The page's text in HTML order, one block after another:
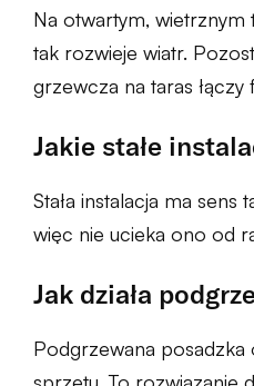
Na otwartym, wietrznym
tak rozwieje wiatr.
grzewcza na taras
Jakie stałe
Stała instalacja ma sens
więc nie ucieka ono od
Jak działa
Podgrzewana